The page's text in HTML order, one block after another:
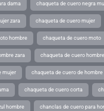
dama chaqueta de cuero negra
zara chaqueta de cuero mujer
hombre chaqueta de cuero moto
zara chaqueta de cuero hombre
mujer chaqueta de cuero de hombre
chaqueta de cuero corta
hombre chanclas de cuero para